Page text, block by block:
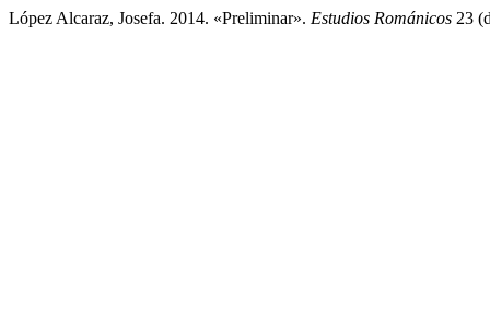
López Alcaraz, Josefa. 2014. «Preliminar». Estudios Románicos 23